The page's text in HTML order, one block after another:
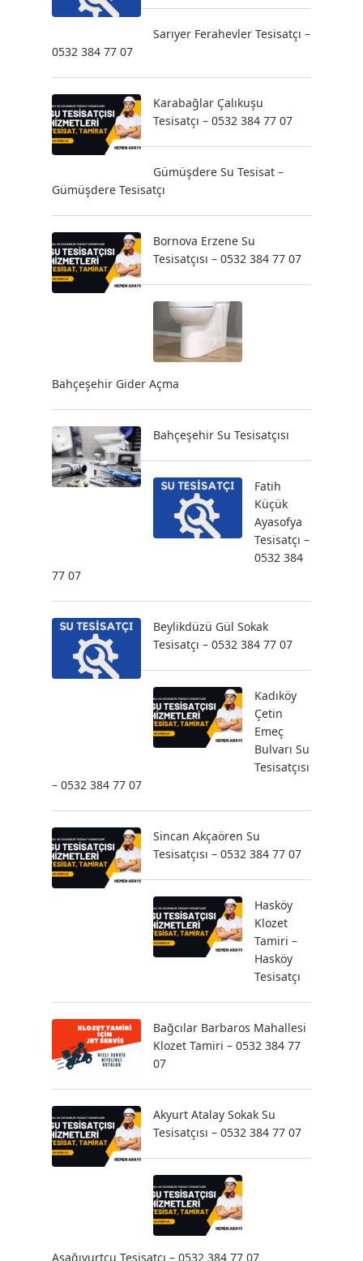
Sarıyer Ferahevler Tesisatçı –
0532 384 77 07
Karabağlar Çalıkuşu
Tesisatçı – 0532 384 77 07
Gümüşdere Su Tesisat –
Gümüşdere Tesisatçı
Bornova Erzene Su
Tesisatçısı – 0532 384 77 07
Bahçeşehir Gider Açma
Bahçeşehir Su Tesisatçısı
Fatih
Küçük
Ayasofya
Tesisatçı –
0532 384
77 07
Beylikdüzü Gül Sokak
Tesisatçı – 0532 384 77 07
Kadıköy
Çetin
Emeç
Bulvarı Su
Tesisatçısı
– 0532 384 77 07
Sincan Akçaören Su
Tesisatçısı – 0532 384 77 07
Hasköy
Klozet
Tamiri –
Hasköy
Tesisatçı
Bağcılar Barbaros Mahallesi
Klozet Tamiri – 0532 384 77
07
Akyurt Atalay Sokak Su
Tesisatçısı – 0532 384 77 07
Aşağıyurtçu Tesisatçı – 0532 384 77 07